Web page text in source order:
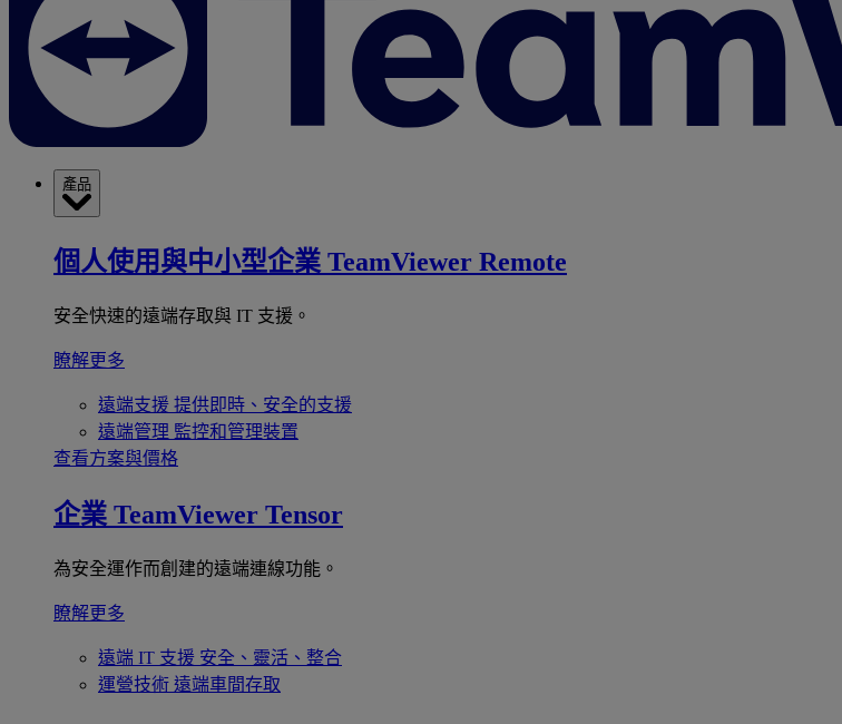
產品
個人使用與中小型企業 TeamViewer Remote
安全快速的遠端存取與 IT 支援。
瞭解更多
遠端支援 提供即時、安全的支援
遠端管理 監控和管理裝置
查看方案與價格
企業 TeamViewer Tensor
為安全運作而創建的遠端連線功能。
瞭解更多
遠端 IT 支援 安全、靈活、整合
運營技術 遠端車間存取